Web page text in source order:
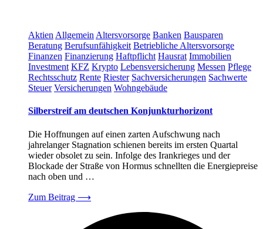
Aktien Allgemein Altersvorsorge Banken Bausparen
Beratung Berufsunfähigkeit Betriebliche Altersvorsorge
Finanzen Finanzierung Haftpflicht Hausrat Immobilien
Investment KFZ Krypto Lebensversicherung Messen Pflege
Rechtsschutz Rente Riester Sachversicherungen Sachwerte
Steuer Versicherungen Wohngebäude
Silberstreif am deutschen Konjunkturhorizont
Die Hoffnungen auf einen zarten Aufschwung nach
jahrelanger Stagnation schienen bereits im ersten Quartal
wieder obsolet zu sein. Infolge des Irankrieges und der
Blockade der Straße von Hormus schnellten die Energiepreise
nach oben und …
Zum Beitrag ⟶